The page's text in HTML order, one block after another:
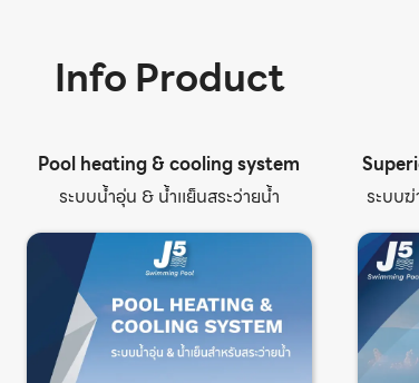
Info Product
Pool heating & cooling system
ระบบน้ำอุ่น & น้ำเเย็นสระว่ายน้ำ
ระบบฆ่